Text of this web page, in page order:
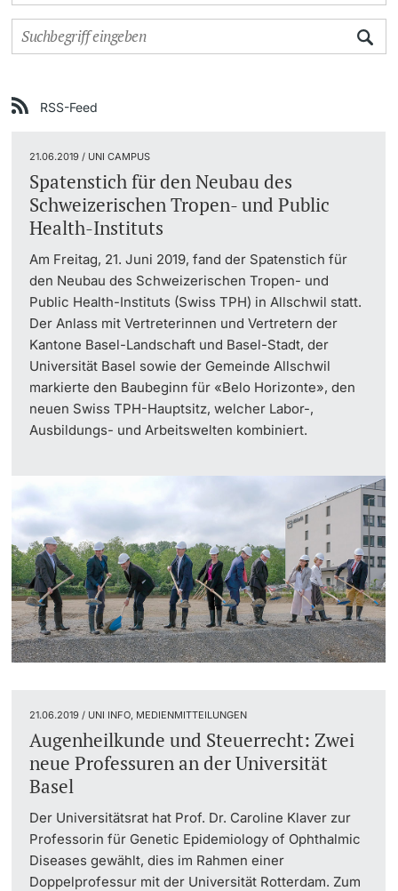
Doktorierende
weitere Informationen
Fördernde & Alumni
weitere Informationen
Dozierende
weitere Informationen
Universität in den Medien
Service für Medien
Podcasts
Ukraine
Weiterbildung
RSS-Feed
21.06.2019 / UNI CAMPUS
Spatenstich für den Neubau des
Schweizerischen Tropen- und Public
Health-Instituts
Am Freitag, 21. Juni 2019, fand der Spatenstich für
den Neubau des Schweizerischen Tropen- und
Public Health-Instituts (Swiss TPH) in Allschwil statt.
Der Anlass mit Vertreterinnen und Vertretern der
Kantone Basel-Landschaft und Basel-Stadt, der
Universität Basel sowie der Gemeinde Allschwil
markierte den Baubeginn für «Belo Horizonte», den
neuen Swiss TPH-Hauptsitz, welcher Labor-,
Ausbildungs- und Arbeitswelten kombiniert.
21.06.2019 / UNI INFO, MEDIENMITTEILUNGEN
Augenheilkunde und Steuerrecht: Zwei
neue Professuren an der Universität
Basel
Der Universitätsrat hat Prof. Dr. Caroline Klaver zur
Professorin für Genetic Epidemiology of Ophthalmic
Diseases gewählt, dies im Rahmen einer
Doppelprofessur mit der Universität Rotterdam. Zum